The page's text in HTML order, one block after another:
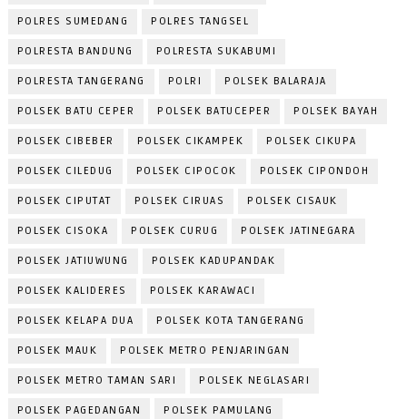
POLRES SUMEDANG POLRES TANGSEL
POLRESTA BANDUNG POLRESTA SUKABUMI
POLRESTA TANGERANG POLRI POLSEK BALARAJA
POLSEK BATU CEPER POLSEK BATUCEPER POLSEK BAYAH
POLSEK CIBEBER POLSEK CIKAMPEK POLSEK CIKUPA
POLSEK CILEDUG POLSEK CIPOCOK POLSEK CIPONDOH
POLSEK CIPUTAT POLSEK CIRUAS POLSEK CISAUK
POLSEK CISOKA POLSEK CURUG POLSEK JATINEGARA
POLSEK JATIUWUNG POLSEK KADUPANDAK
POLSEK KALIDERES POLSEK KARAWACI
POLSEK KELAPA DUA POLSEK KOTA TANGERANG
POLSEK MAUK POLSEK METRO PENJARINGAN
POLSEK METRO TAMAN SARI POLSEK NEGLASARI
POLSEK PAGEDANGAN POLSEK PAMULANG